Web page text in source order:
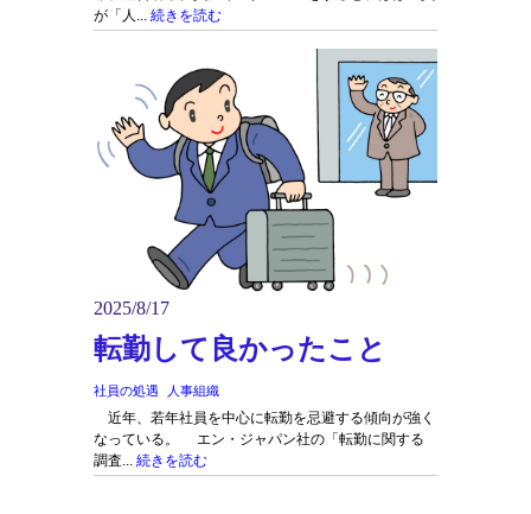
が「人... 続きを読む
2025/8/17
転勤して良かったこと
社員の処遇 人事組織
近年、若年社員を中心に転勤を忌避する傾向が強く
なっている。 エン・ジャパン社の「転勤に関する
調査... 続きを読む